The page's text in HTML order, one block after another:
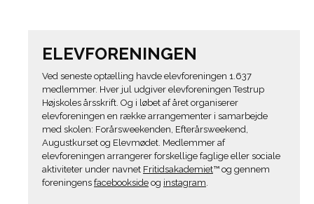
ELEVFORENINGEN
Ved seneste optælling havde elevforeningen 1.637
medlemmer. Hver jul udgiver elevforeningen Testrup
Højskoles årsskrift. Og i løbet af året organiserer
elevforeningen en række arrangementer i samarbejde
med skolen: Forårsweekenden, Efterårsweekend,
Augustkurset og Elevmødet. Medlemmer af
elevforeningen arrangerer forskellige faglige eller sociale
aktiviteter under navnet Fritidsakademiet™ og gennem
foreningens facebookside og instagram